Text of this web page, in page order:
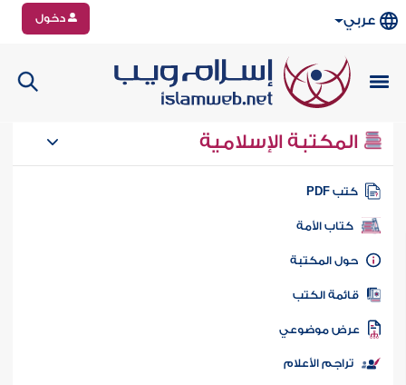
عربي دخول
المكتبة الإسلامية
كتب PDF
كتاب الأمة
المكتبة
الكتب
موضوعي